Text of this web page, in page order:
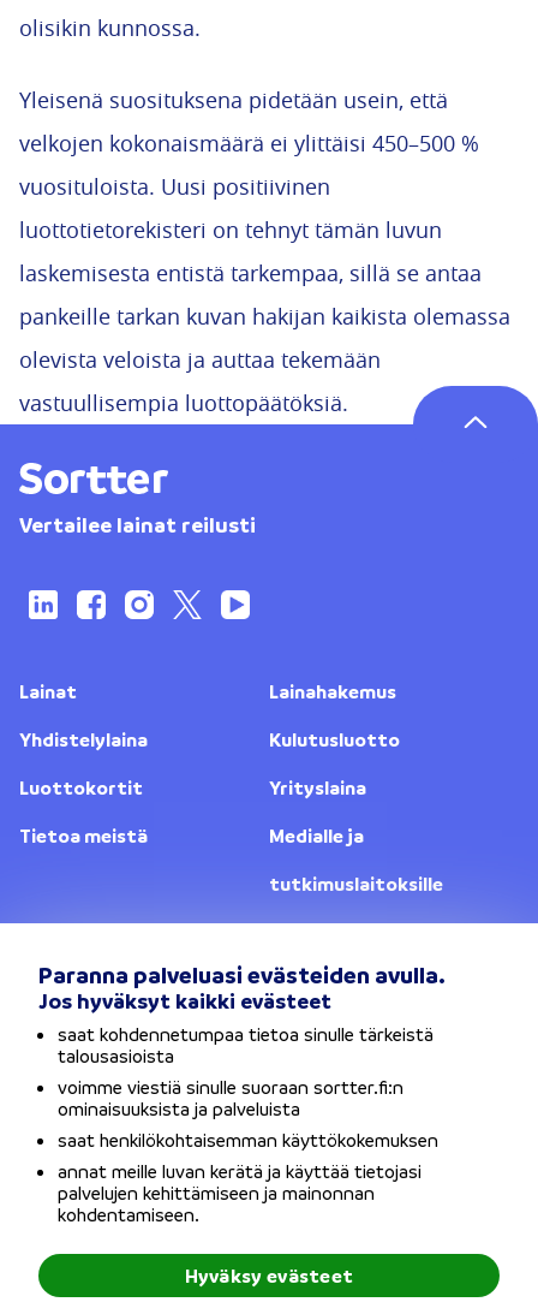
Paranna palveluasi evästeiden avulla.
Jos hyväksyt kaikki evästeet
saat kohdennetumpaa tietoa sinulle tärkeistä
talousasioista
voimme viestiä sinulle suoraan sortter.fi:n
ominaisuuksista ja palveluista
saat henkilökohtaisemman käyttökokemuksen
annat meille luvan kerätä ja käyttää tietojasi
palvelujen kehittämiseen ja mainonnan
kohdentamiseen.
Hyväksy evästeet
olisikin kunnossa.
Yleisenä suosituksena pidetään usein, että
velkojen kokonaismäärä ei ylittäisi 450–500 %
vuosituloista. Uusi positiivinen
luottotietorekisteri on tehnyt tämän luvun
laskemisesta entistä tarkempaa, sillä se antaa
pankeille tarkan kuvan hakijan kaikista olemassa
olevista veloista ja auttaa tekemään
vastuullisempia luottopäätöksiä.
Vertailee lainat reilusti
Lainat
Lainahakemus
Yhdistelylaina
Kulutusluotto
Luottokortit
Yrityslaina
Tietoa meistä
Medialle ja
tutkimuslaitoksille
Vaihda sijaintia
Käyttöehdot
Evästeet